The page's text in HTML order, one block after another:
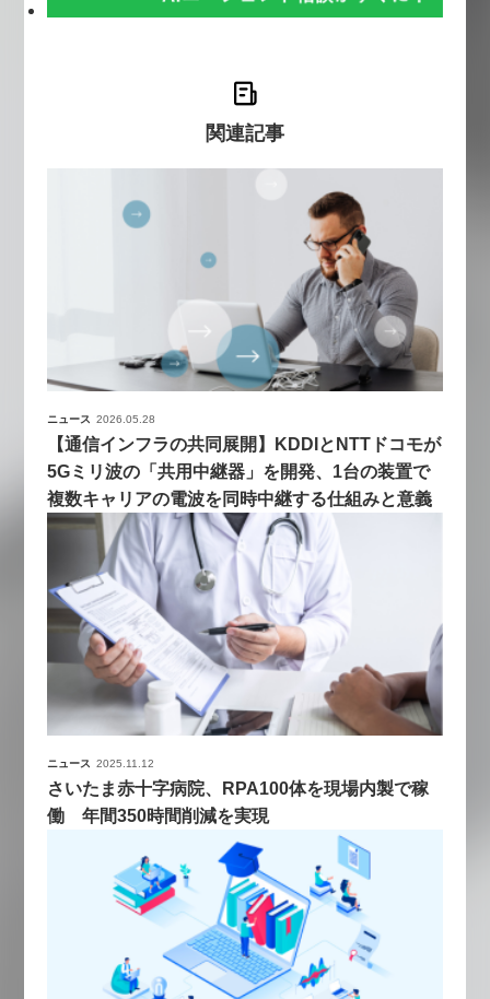
関連記事
ニュース 2026.05.28
【通信インフラの共同展開】KDDIとNTTドコモが
5Gミリ波の「共用中継器」を開発、1台の装置で
複数キャリアの電波を同時中継する仕組みと意義
ニュース 2025.11.12
さいたま赤十字病院、RPA100体を現場内製で稼
働 年間350時間削減を実現